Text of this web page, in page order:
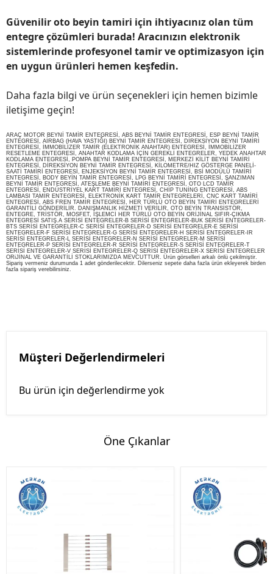
Güvenilir oto beyin tamiri için ihtiyacınız olan tüm
entegre çözümleri burada! Aracınızın elektronik
sistemlerinde profesyonel tamir ve optimizasyon için
en uygun ürünleri hemen keşfedin.
Daha fazla bilgi ve ürün seçenekleri için hemen bizimle
iletişime geçin!
ARAÇ MOTOR BEYNİ TAMİR ENTEGRESİ, ABS BEYNİ TAMİR ENTEGRESİ, ESP BEYNİ TAMİR
ENTEGRESİ, AİRBAG (HAVA YASTIĞI) BEYNİ TAMİR ENTEGRESİ, DİREKSİYON BEYNİ TAMİRİ
ENTEGRESİ, İMMOBİLİZER TAMİR (ELEKTRONİK ANAHTAR) ENTEGRESİ, İMMOBİLİZER
RESETLEME ENTEGRESİ, ANAHTAR KODLAMA İÇİN GEREKLİ ENTEGRELER, YEDEK ANAHTAR
KODLAMA ENTEGRESİ, POMPA BEYNİ TAMİR ENTEGRESİ, MERKEZİ KİLİT BEYNİ TAMİRİ
ENTEGRESİ, DİREKSİYON BEYNİ TAMİR ENTEGRESİ, KİLOMETRE/HIZ GÖSTERGE PANELİ-
SAATİ TAMİRİ ENTEGRESİ, ENJEKSİYON BEYNİ TAMİR ENTEGRESİ, BSİ MODÜLÜ TAMİRİ
ENTEGRESİ, BODY BEYİN TAMİR ENTEGRESİ, LPG BEYNİ TAMİRİ ENTEGRESİ, ŞANZIMAN
BEYNİ TAMİR ENTEGRESİ, ATEŞLEME BEYNİ TAMİRİ ENTEGRESİ, OTO LCD TAMİR
ENTEGRESİ, ENDÜSTRİYEL KART TAMİRİ ENTEGRESİ, CHİP TUNİNG ENTEGRESİ, ABS
LAMBASI TAMİR ENTEGRESİ, ELEKTRONİK KART TAMİR ENTEGRELERİ, CNC KART TAMİRİ
ENTEGRESİ, ABS FREN TAMİR ENTEGRESİ, HER TÜRLÜ OTO BEYİN TAMİRİ ENTEGRELERİ
GARANTİLİ GÖNDERİLİR. DANIŞMANLIK HİZMETİ VERİLİR, OTO BEYİN TRANSİSTÖR,
ENTEGRE, TRİSTÖR, MOSFET, İŞLEMCİ HER TÜRLÜ OTO BEYİN ORİJİNAL SIFIR-ÇIKMA
ENTEGRESİ SATIŞ.A SERİSİ ENTEGRELER-B SERİSİ ENTEGRELER-BUK SERİSİ ENTEGRELER-
BTS SERİSİ ENTEGRELER-C SERİSİ ENTEGRELER-D SERİSİ ENTEGRELER-E SERİSİ
ENTEGRELER-F SERİSİ ENTEGRELER-G SERİSİ ENTEGRELER-H SERİSİ ENTEGRELER-IR
SERİSİ ENTEGRELER-L SERİSİ ENTEGRELER-N SERİSİ ENTEGRELER-M SERİSİ
ENTEGRELER-P SERİSİ ENTEGRELER-R SERİSİ ENTEGRELER-S SERİSİ ENTEGRELER-T
SERİSİ ENTEGRELER-V SERİSİ ENTEGRELER-Q SERİSİ ENTEGRELER-X SERİSİ ENTEGRELER
ORiJİNAL VE GARANTİLİ STOKLARIMIZDA MEVCUTTUR. Ürün görselleri arkalı önlü çekilmiştir.
Sipariş vermeniz durumunda 1 adet gönderilecektir. Dilerseniz sepete daha fazla ürün ekleyerek birden
fazla sipariş verebilirsiniz.
Müşteri Değerlendirmeleri
Bu ürün için değerlendirme yok
Öne Çıkanlar